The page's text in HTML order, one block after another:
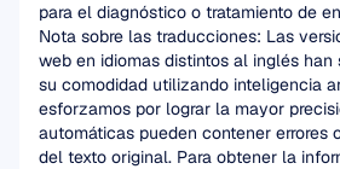
para el diagnóstico o tratamiento de
Nota sobre las traducciones: Las
web en idiomas distintos al inglés han
su comodidad utilizando inteligencia
esforzamos por lograr la mayor
automáticas pueden contener errores
del texto original. Para obtener la